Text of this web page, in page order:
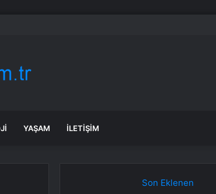
Yaz Aylarını Bizimle Birlikte Geçiriyor”
YAŞAM İLETIŞIM
Son Eklenen